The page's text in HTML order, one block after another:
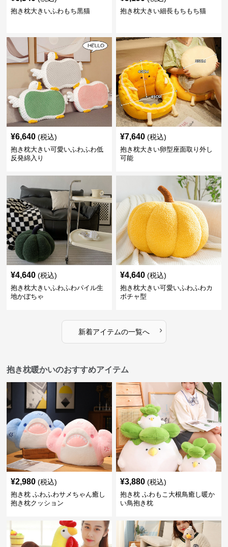
抱き枕大きいふわもち黒猫 抱き枕大きい細長もちもち猫
¥6,640 (税込)
抱き枕大きい可愛いふわふわ低
反発綿入り
¥7,640 (税込)
抱き枕大きい卵型座面取り外し
可能
¥4,640 (税込)
抱き枕大きいふわふわパイル生
地かぼちゃ
¥4,640 (税込)
抱き枕大きい可愛いふわふわカ
ボチャ型
新着アイテムの一覧へ ›
抱き枕暖かいのおすすめアイテム
¥2,980 (税込)
抱き枕 ふわふわサメちゃん癒し
抱き枕クッション
¥3,880 (税込)
抱き枕 ふわもこ大根鳥癒し暖か
い鳥抱き枕